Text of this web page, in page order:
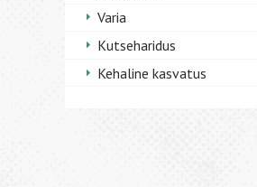
Varia
Kutseharidus
Kehaline kasvatus